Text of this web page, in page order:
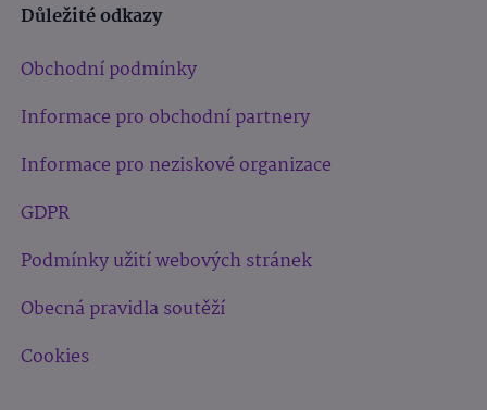
Důležité odkazy
Obchodní podmínky
Informace pro obchodní partnery
Informace pro neziskové organizace
GDPR
Podmínky užití webových stránek
Obecná pravidla soutěží
Cookies